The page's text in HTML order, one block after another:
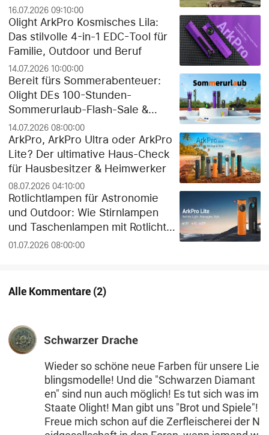
16.07.2026 09:10:00
Olight ArkPro Kosmisches Lila:
Das stilvolle 4-in-1 EDC-Tool für
Familie, Outdoor und Beruf
14.07.2026 10:00:00
Bereit fürs Sommerabenteuer:
Olight DEs 100-Stunden-
Sommerurlaub-Flash-Sale &
exklusiver Gratis-Geschenk-
Guide!
14.07.2026 08:00:00
ArkPro, ArkPro Ultra oder ArkPro
Lite? Der ultimative Haus-Check
für Hausbesitzer & Heimwerker
08.07.2026 04:10:00
Rotlichtlampen für Astronomie
und Outdoor: Wie Stirnlampen
und Taschenlampen mit Rotlicht
die Dunkeladaptation der Augen
01.07.2026 08:00:00
Alle Kommentare(2)
Schwarzer Drache
Wieder so schöne neue Farben für unsere Lie
blingsmodelle! Und die "Schwarzen Diamant
en" sind nun auch möglich! Es tut sich was im
Staate Olight! Man gibt uns "Brot und Spiele"!
Freue mich schon auf die Zerfleischerei der N